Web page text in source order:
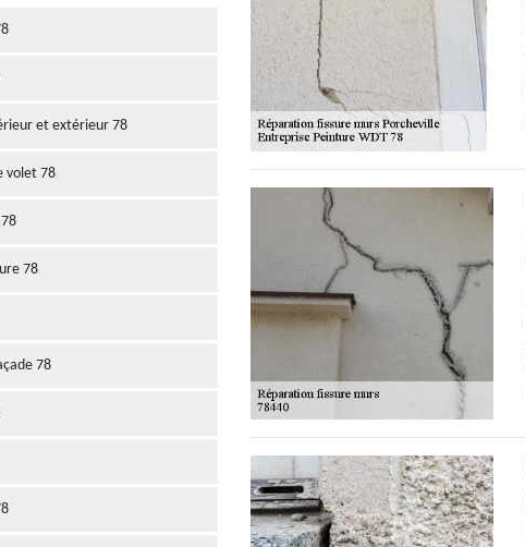
et extérieur 78
volet 78
78
78